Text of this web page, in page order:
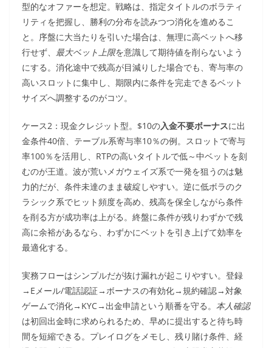
型的なオファーを想定。戦略は、指定タイトルのボラティ
リティを把握し、勝利の分布を読みつつ消化を進めるこ
と。序盤に大当たりを引いた場合は、無理に高ベットへ移
行せず、 最大ベット上限を意識して期待値を削らないよう
にする。消化途中で残高が目減りした場合でも、寄与率の
高いスロットに集中し、期限内に条件を完走できるベット
サイズへ調整するのがコツ。
ケース2：現金クレジット型。$10の入金不要ボーナスに出
金条件40倍、テーブル系寄与率10％の例。スロットで寄与
率100％を活用し、RTPの高いタイトルで低～中ベットを刻
むのが王道。波が荒いメガウェイズ系で一発を狙うのは魅
力的だが、条件未達のまま破綻しやすい。逆に低ボラのク
ラシック系でヒット頻度を高め、残高を保全しながら条件
を削る方が成功率は上がる。終盤に条件が残りわずかで残
高に余裕があるなら、わずかにベットを引き上げて効率を
最適化する。
実務フローはシンプルだが抜け漏れが起こりやすい。登録
→Eメール/電話認証→ボーナスの有効化→規約確認→対象
ゲームで消化→KYC→出金申請という順番を守る。 本人確認
は初回出金時に求められるため、早めに提出すると待ち時
間を短縮できる。プレイログをメモし、残り賭け条件、経